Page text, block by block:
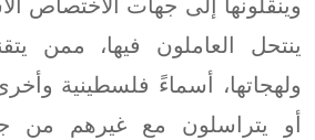
وينقلونها إلى جهات الاختصاص
ينتحل العاملون فيها، ممن
ولهجاتها، أسماءً فلسطينية
أو يتراسلون مع غيرهم من